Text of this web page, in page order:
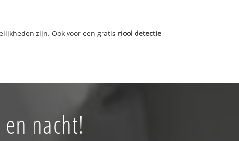
zijn. Ook voor een gratis riool detectie
nacht!